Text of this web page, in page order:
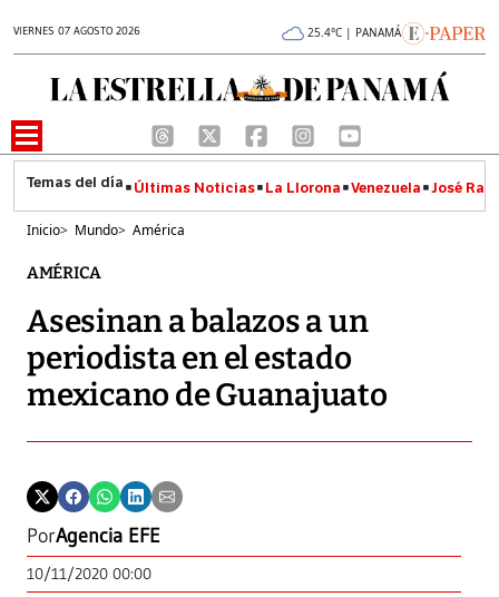
VIERNES 07 AGOSTO 2026 25.4°C | PANAMÁ
Últimas Noticias La Llorona Venezuela José
Inicio> Mundo> América
AMÉRICA
Asesinan a balazos a un
periodista en el estado
mexicano de Guanajuato
PorAgencia EFE
10/11/2020 00:00